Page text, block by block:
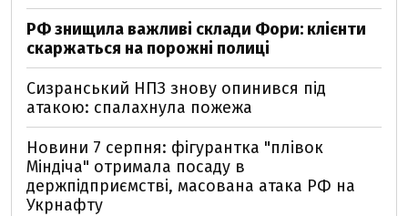
РФ знищила важливі склади Фори: клієнти
скаржаться на порожні полиці
Сизранський НПЗ знову опинився під
атакою: спалахнула пожежа
Новини 7 серпня: фігурантка "плівок
Міндіча" отримала посаду в
держпідприємстві, масована атака РФ на
Укрнафту